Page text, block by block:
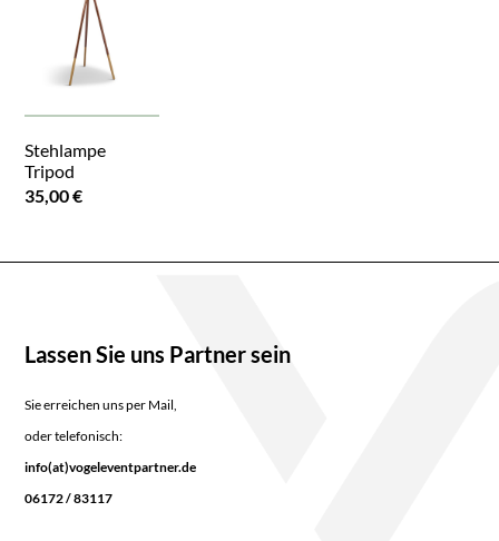
Stehlampe
Tripod
35,00 €
Lassen Sie uns Partner sein
Sie erreichen uns per Mail,
oder telefonisch:
info(at)vogeleventpartner.de
06172 / 83117